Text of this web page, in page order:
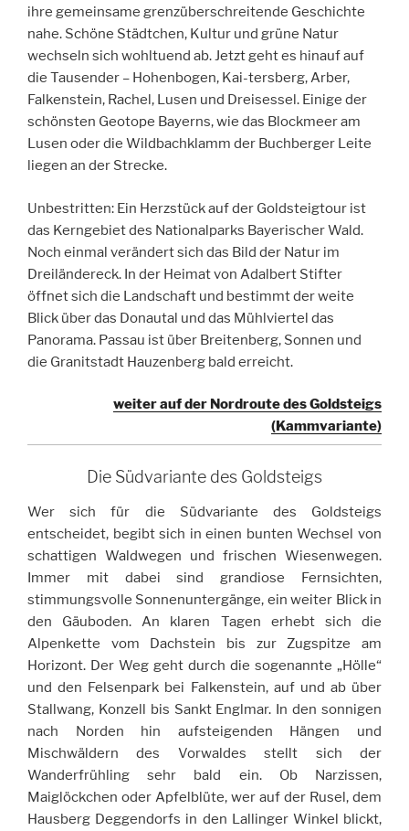
ihre gemeinsame grenzüberschreitende Geschichte
nahe. Schöne Städtchen, Kultur und grüne Natur
wechseln sich wohltuend ab. Jetzt geht es hinauf auf
die Tausender – Hohenbogen, Kai-tersberg, Arber,
Falkenstein, Rachel, Lusen und Dreisessel. Einige der
schönsten Geotope Bayerns, wie das Blockmeer am
Lusen oder die Wildbachklamm der Buchberger Leite
liegen an der Strecke.
Unbestritten: Ein Herzstück auf der Goldsteigtour ist
das Kerngebiet des Nationalparks Bayerischer Wald.
Noch einmal verändert sich das Bild der Natur im
Dreiländereck. In der Heimat von Adalbert Stifter
öffnet sich die Landschaft und bestimmt der weite
Blick über das Donautal und das Mühlviertel das
Panorama. Passau ist über Breitenberg, Sonnen und
die Granitstadt Hauzenberg bald erreicht.
weiter auf der Nordroute des Goldsteigs
(Kammvariante)
Die Südvariante des Goldsteigs
Wer sich für die Südvariante des Goldsteigs
entscheidet, begibt sich in einen bunten Wechsel von
schattigen Waldwegen und frischen Wiesenwegen.
Immer mit dabei sind grandiose Fernsichten,
stimmungsvolle Sonnenuntergänge, ein weiter Blick in
den Gäuboden. An klaren Tagen erhebt sich die
Alpenkette vom Dachstein bis zur Zugspitze am
Horizont. Der Weg geht durch die sogenannte „Hölle“
und den Felsenpark bei Falkenstein, auf und ab über
Stallwang, Konzell bis Sankt Englmar. In den sonnigen
nach Norden hin aufsteigenden Hängen und
Mischwäldern des Vorwaldes stellt sich der
Wanderfrühling sehr bald ein. Ob Narzissen,
Maiglöckchen oder Apfelblüte, wer auf der Rusel, dem
Hausberg Deggendorfs in den Lallinger Winkel blickt,